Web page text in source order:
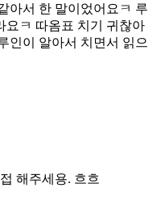
아서 한 말이었어요ㅋ 루
요ㅋ 따옴표 치기 귀찮아
인이 알아서 치면서 읽으
해주세용. 흐흐